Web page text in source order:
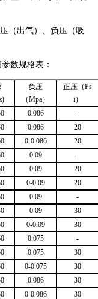
（出气）、负压（吸
数规格表：
负压
（Mpa）
正压（Ps
i）
0.086
-
0.086
20
0-0.086
20
0.09
-
0.09
20
0-0.09
20
0.09
-
0.09
30
0-0.09
30
0.075
-
0.075
30
0-0.075
30
0.086
30
0-0.086
30